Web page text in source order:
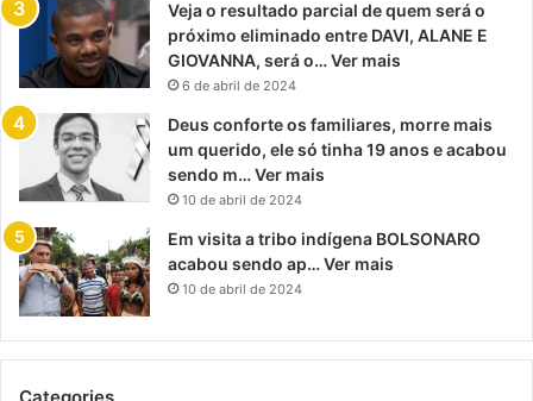
Veja o resultado parcial de quem será o
próximo eliminado entre DAVI, ALANE E
GIOVANNA, será o… Ver mais
6 de abril de 2024
Deus conforte os familiares, morre mais
um querido, ele só tinha 19 anos e acabou
sendo m… Ver mais
10 de abril de 2024
Em visita a tribo indígena BOLSONARO
acabou sendo ap… Ver mais
10 de abril de 2024